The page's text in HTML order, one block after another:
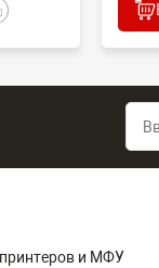
и МФУ